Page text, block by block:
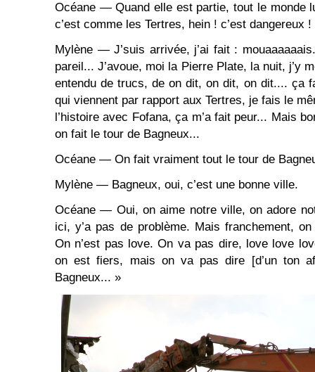
Océane — Quand elle est partie, tout le monde
c’est comme les Tertres, hein ! c’est dangereux !
Mylène — J’suis arrivée, j’ai fait :
pareil... J’avoue, moi la Pierre Plate, la nuit, j’y
entendu de trucs, de on dit, on dit, on dit.... ça
qui viennent par rapport aux Tertres, je fais le
l’histoire avec Fofana, ça m’a fait peur... Mais
on fait le tour de Bagneux...
Océane — On fait vraiment tout le tour de
Mylène — Bagneux, oui, c’est une bonne ville.
Océane — Oui, on aime notre ville, on adore
ici, y’a pas de problème. Mais franchement,
On n’est pas love. On va pas dire, love love
on est fiers, mais on va pas dire [d’un ton
Bagneux... »